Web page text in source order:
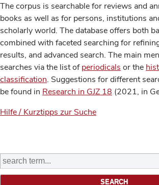
The corpus is searchable for reviews and
books as well as for persons, institutions
scholarly world. The database offers both
combined with faceted searching for
results, and advanced search. The main
searches via the list ofperiodicals or the
classification. Suggestions for different
be found in Research in GJZ 18 (2021, in
Hilfe / Kurztipps zur Suche